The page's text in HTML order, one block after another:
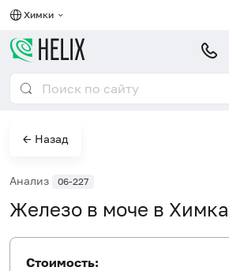
Химки
← Назад
Анализ 06-227
Железо в моче в
Стоимость: